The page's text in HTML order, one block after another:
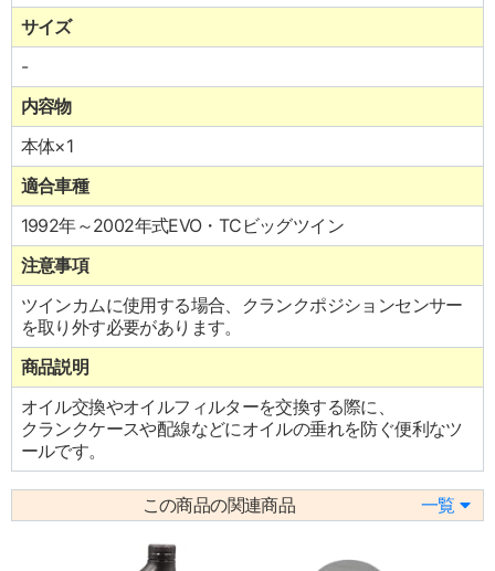
サイズ
-
内容物
本体×1
適合車種
1992年～2002年式EVO・TCビッグツイン
注意事項
ツインカムに使用する場合、クランクポジションセンサー
を取り外す必要があります。
商品説明
オイル交換やオイルフィルターを交換する際に、
クランクケースや配線などにオイルの垂れを防ぐ便利なツ
ールです。
この商品の関連商品 一覧